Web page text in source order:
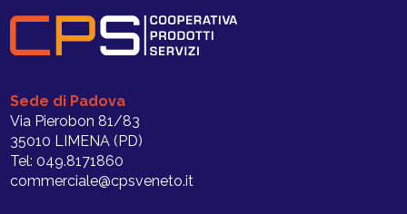
Sede di Padova
Via Pierobon 81/83
35010 LIMENA (PD)
Tel: 049.8171860
commerciale@cpsveneto.it